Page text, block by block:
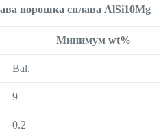
порошка сплава AlSi10Mg
Минимум wt%
Bal.
9
0.2